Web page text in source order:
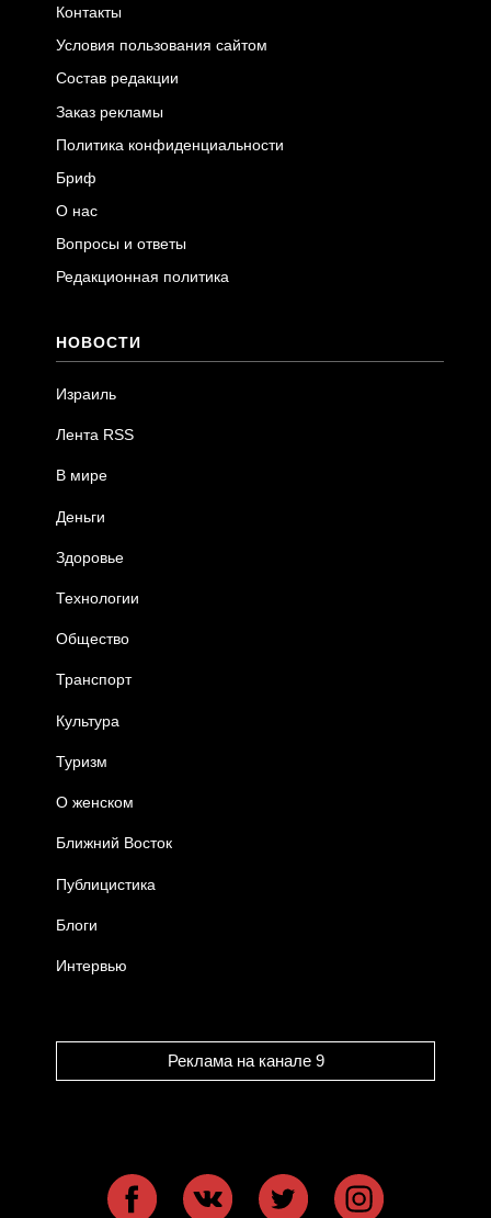
Контакты
Условия пользования сайтом
Состав редакции
Заказ рекламы
Политика конфиденциальности
Бриф
О нас
Вопросы и ответы
Редакционная политика
НОВОСТИ
Израиль
Лента RSS
В мире
Деньги
Здоровье
Технологии
Общество
Транспорт
Культура
Туризм
О женском
Ближний Восток
Публицистика
Блоги
Интервью
Реклама на канале 9